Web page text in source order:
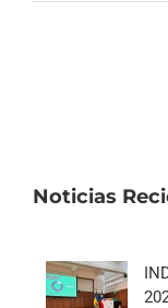
Noticias